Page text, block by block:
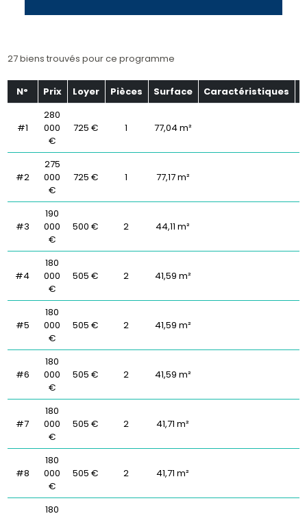
27 biens trouvés pour ce programme
N° Prix Loyer Pièces Surface Caractéristiques
#1
280
000
€
725 € 1 77,04 m²
#2
275
000
€
725 € 1 77,17 m²
#3
190
000
€
500 € 2 44,11 m²
#4
180
000
€
505 € 2 41,59 m²
#5
180
000
€
505 € 2 41,59 m²
#6
180
000
€
505 € 2 41,59 m²
#7
180
000
€
505 € 2 41,71 m²
#8
180
000
€
505 € 2 41,71 m²
180